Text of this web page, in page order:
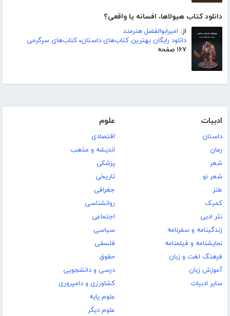
دانلود کتاب هیولاها، افسانه یا واقعی؟
از: امیرابوالفضل هنرمند
دانلود رایگان بهترین کتاب‌های داستان، کتاب‌های سرگرمی
۱۶۷ صفحه
ادبیات
داستان
رمان
شعر
شعر نو
طنز
کمیک
نثر ادبی
زندگینامه و سفرنامه
نمایشنامه و فیلمنامه
فرهنگ لغت و زبان
آموزش زبان
سایر ادبیات
علوم
اقتصادی
اندیشه و مذهب
پزشکی
تاریخی
جغرافی
روانشناسی
اجتماعی
سیاسی
فلسفی
حقوق
درسی و دانشجویی
کشاورزی و دامپروری
علوم پایه
علوم دیگر